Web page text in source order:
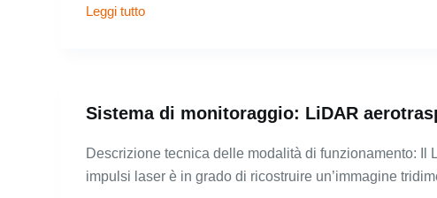
Leggi tutto
Sistema di monitoraggio: LiDAR
Descrizione tecnica delle modalità di funzionamento: Il
impulsi laser è in grado di ricostruire un’immagine